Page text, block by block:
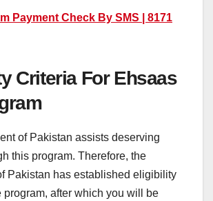
Payment Check By SMS | 8171
Criteria For Ehsaas
of Pakistan assists deserving
this program. Therefore, the
Pakistan has established eligibility
program, after which you will be